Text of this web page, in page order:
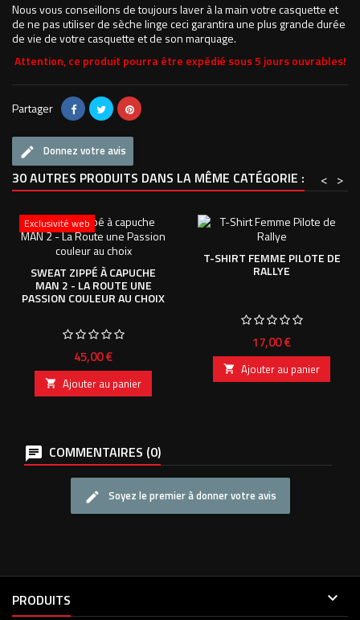
Nous vous conseillons de toujours laver à la main votre casquette et
de ne pas utiliser de sèche linge ceci garantira une plus grande durée
de vie de votre casquette et de son marquage.
Attention, ce produit pourra être expédié sous 5 jours ouvrables!
Partager
Donnez votre avis
30 AUTRES PRODUITS DANS LA MÊME CATÉGORIE : >
<
Exclusivité web
SWEAT ZIPPÉ À CAPUCHE
MAN 2 - LA ROUTE UNE
PASSION COULEUR AU CHOIX
Prix
45,00 €
 Ajouter au panier
T-SHIRT FEMME PILOTE DE
RALLYE
Prix
17,00 €
 Ajouter au panier
COMMENTAIRES (0)
Soyez le premier à donner votre avis
PRODUITS 